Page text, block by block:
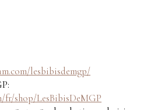
lesbibisdemgp/
fr/shop/LesBibisDeMGP